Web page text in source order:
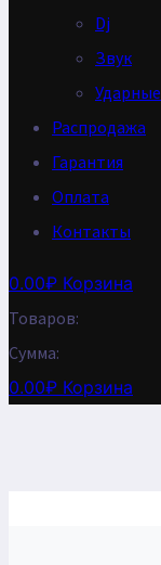
Dj
Звук
Ударные
Распродажа
Гарантия
Оплата
Контакты
0.00₽ Корзина
Товаров:
Сумма:
0.00₽ Корзина